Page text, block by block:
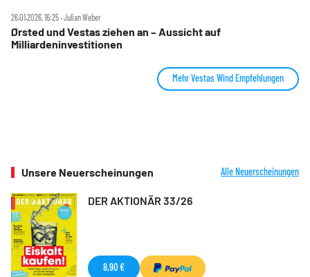
26.01.2026, 16:25 ‧ Julian Weber
Ørsted und Vestas ziehen an – Aussicht auf
Milliardeninvestitionen
Mehr Vestas Wind Empfehlungen
Unsere Neuerscheinungen Alle Neuerscheinungen
DER AKTIONÄR 33/26
8,90 €